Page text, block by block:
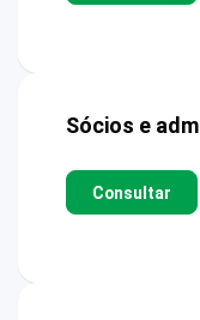
Sócios e
Consultar